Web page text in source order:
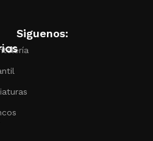
Siguenos: